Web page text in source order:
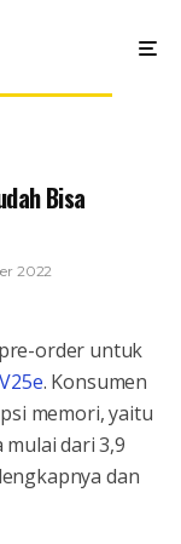
Bisa
2022
order untuk
. Konsumen
memori, yaitu
mulai dari 3,9
dan